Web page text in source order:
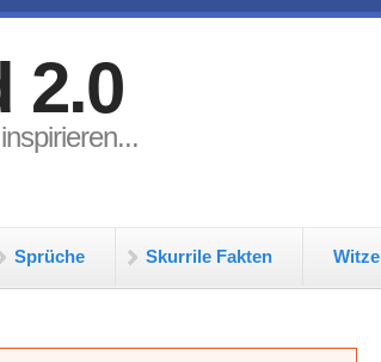
2.0
Sprüche Skurrile Fakten Witze